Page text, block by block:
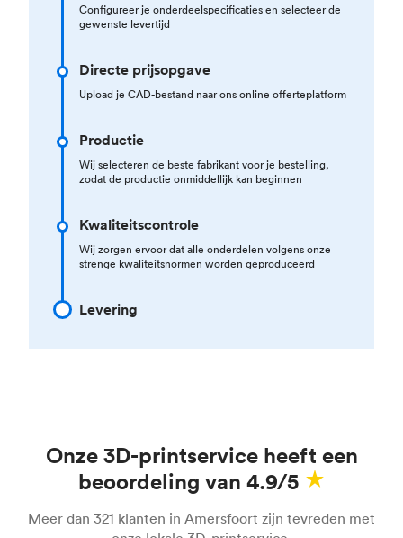
Configureer je onderdeelspecificaties en selecteer de
gewenste levertijd
Directe prijsopgave
Upload je CAD-bestand naar ons online offerteplatform
Productie
Wij selecteren de beste fabrikant voor je bestelling,
zodat de productie onmiddellijk kan beginnen
Kwaliteitscontrole
Wij zorgen ervoor dat alle onderdelen volgens onze
strenge kwaliteitsnormen worden geproduceerd
Levering
Onze 3D-printservice heeft een
beoordeling van 4.9/5
Meer dan 321 klanten in Amersfoort zijn tevreden met